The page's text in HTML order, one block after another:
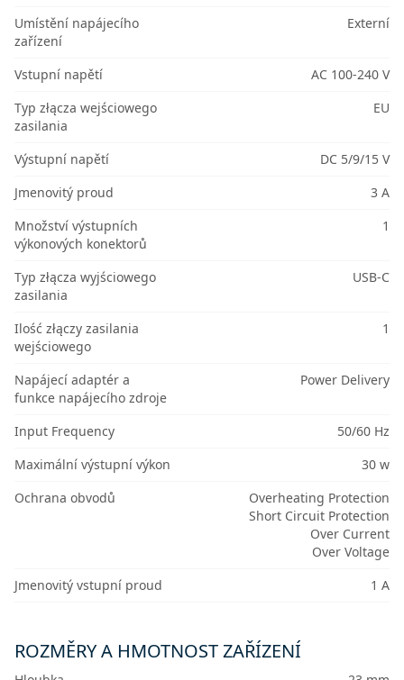
Umístění napájecího
zařízení
Externí
Vstupní napětí
AC 100-240 V
Typ złącza wejściowego
zasilania
EU
Výstupní napětí
DC 5/9/15 V
Jmenovitý proud
3 A
Množství výstupních
výkonových konektorů
1
Typ złącza wyjściowego
zasilania
USB-C
Ilość złączy zasilania
wejściowego
1
Napájecí adaptér a
funkce napájecího zdroje
Power Delivery
Input Frequency
50/60 Hz
Maximální výstupní výkon
30 w
Ochrana obvodů
Overheating Protection
Short Circuit Protection
Over Current
Over Voltage
Jmenovitý vstupní proud
1 A
ROZMĚRY A HMOTNOST ZAŘÍZENÍ